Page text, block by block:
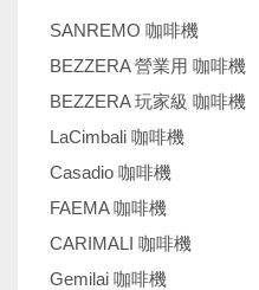
SANREMO 咖啡機
BEZZERA 營業用 咖啡機
BEZZERA 玩家級 咖啡機
LaCimbali 咖啡機
Casadio 咖啡機
FAEMA 咖啡機
CARIMALI 咖啡機
Gemilai 咖啡機